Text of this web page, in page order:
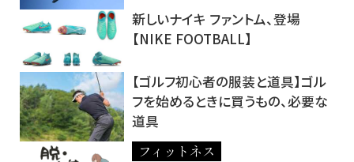
新しいナイキ ファントム、登場
【NIKE FOOTBALL】
【ゴルフ初心者の服装と道具】ゴル
フを始めるときに買うもの、必要な
道具
フィットネス